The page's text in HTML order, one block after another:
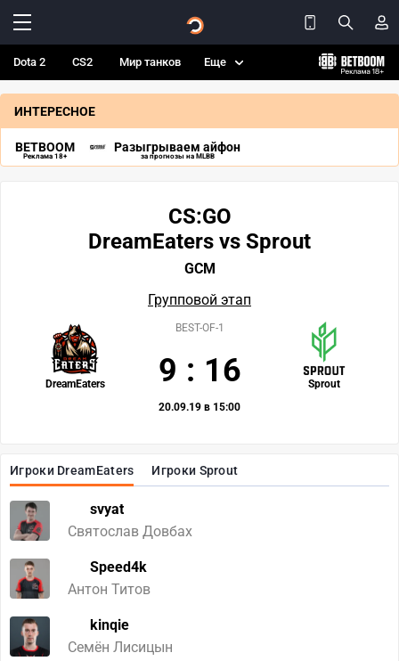
Dota 2 CS2 Мир танков Еще
ИНТЕРЕСНОЕ
BETBOOM
Реклама 18+
Разыгрываем айфон
за прогнозы на MLBB
Игроки DreamEaters Игроки Sprout
svyat
Святослав Довбах
Speed4k
Антон Титов
kinqie
Семён Лисицын
CS:GO
DreamEaters vs Sprout
GCM
Групповой этап
DreamEaters Sprout
BEST-OF-1
9 : 16
20.09.19 в 15:00